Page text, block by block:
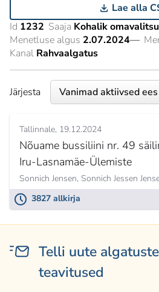
Lae alla
Id 1232 Saaja Kohalik
Menetluse algus 2.07.2024—
Kanal Rahvaalgatus
Järjesta
Tallinnale 19.12.2024
Nõuame bussiliini nr. 49
Iru-Lasnamäe-Ülemiste
Sonnich Jensen, Sonnich Jessen
3827 allkirja
Telli uute
teavitused